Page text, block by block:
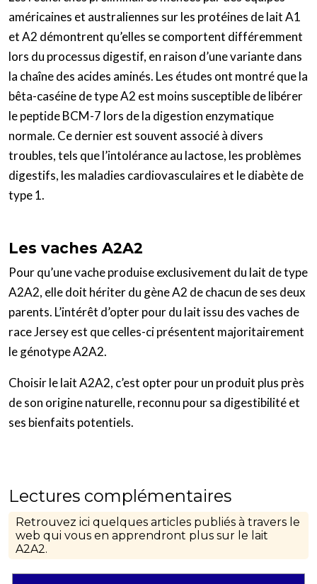
américaines et australiennes sur les protéines de lait A1
et A2 démontrent qu’elles se comportent différemment
lors du processus digestif, en raison d’une variante dans
la chaîne des acides aminés. Les études ont montré que la
bêta-caséine de type A2 est moins susceptible de libérer
le peptide BCM-7 lors de la digestion enzymatique
normale. Ce dernier est souvent associé à divers
troubles, tels que l’intolérance au lactose, les problèmes
digestifs, les maladies cardiovasculaires et le diabète de
type 1.
Les vaches A2A2
Pour qu’une vache produise exclusivement du lait de type
A2A2, elle doit hériter du gène A2 de chacun de ses deux
parents. L’intérêt d’opter pour du lait issu des vaches de
race Jersey est que celles-ci présentent majoritairement
le génotype A2A2.
Choisir le lait A2A2, c’est opter pour un produit plus près
de son origine naturelle, reconnu pour sa digestibilité et
ses bienfaits potentiels.
Lectures complémentaires
Retrouvez ici quelques articles publiés à travers le
web qui vous en apprendront plus sur le lait
A2A2.